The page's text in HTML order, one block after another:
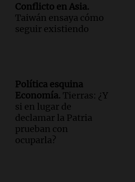
Conflicto en Asia.
Taiwán ensaya cómo
seguir existiendo
Política esquina
Economía. Tierras: ¿Y
si en lugar de
declamar la Patria
prueban con
ocuparla?